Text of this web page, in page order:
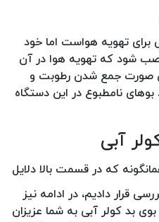
برای تهویه هواست اما خود
شود که تهویه هوا در آن
صورت جمع شدن رطوبت و
نامطبوع در این دستگاه
که در قسمت بالا دلایل
قرار دادیم، در ادامه نیز
بد کولر آبی به شما عزیزان